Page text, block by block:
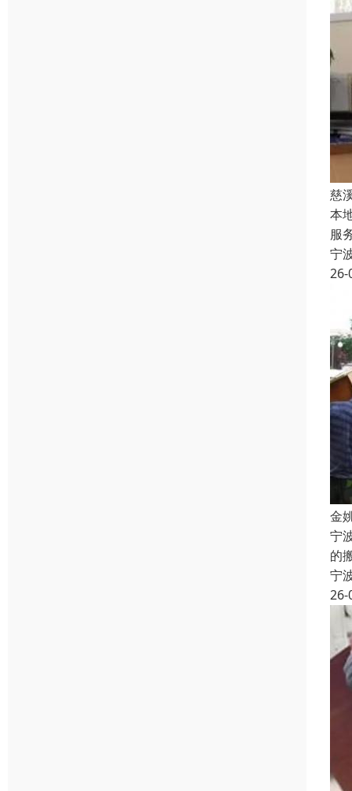
慈
本
服
宁
26-
金
宁
的
宁
26-